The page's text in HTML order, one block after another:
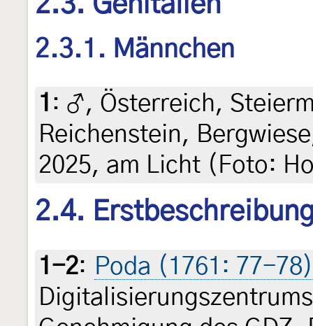
2.3.1. Männchen
1 : ♂, Österreich,
Reichenstein,
2025, am Licht (Foto:
2.4.
1-2: Poda (1761: 77-78)